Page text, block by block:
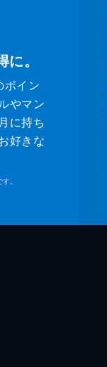
。
ポイン
やマン
に持ち
好きな
。